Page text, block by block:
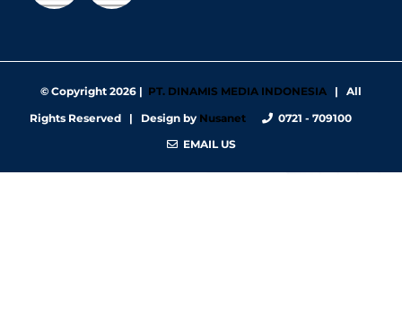
© Copyright 2026 | PT. DINAMIS MEDIA INDONESIA | All
Rights Reserved | Design by Nusanet
0721 - 709100
EMAIL US